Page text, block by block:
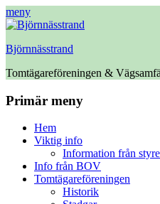
meny
Björnnässtrand
Tomtägareföreningen &
Facebook
Primär meny
HoppaHem
Viktig info
Information från
Info från BOV
Tomtägareföreningen
Historik